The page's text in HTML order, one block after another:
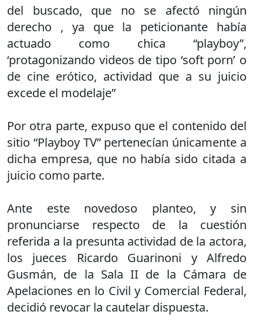
del buscado, que no se afectó ningún
derecho , ya que la peticionante había
actuado como chica “playboy”,
‘protagonizando videos de tipo ‘soft porn’ o
de cine erótico, actividad que a su juicio
excede el modelaje”
Por otra parte, expuso que el contenido del
sitio “Playboy TV” pertenecían únicamente a
dicha empresa, que no había sido citada a
juicio como parte.
Ante este novedoso planteo, y sin
pronunciarse respecto de la cuestión
referida a la presunta actividad de la actora,
los jueces Ricardo Guarinoni y Alfredo
Gusmán, de la Sala II de la Cámara de
Apelaciones en lo Civil y Comercial Federal,
decidió revocar la cautelar dispuesta.